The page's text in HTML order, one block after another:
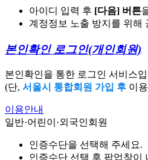
아이디 입력 후 [다음] 버튼
계정정보 노출 방지를 위해
본인확인 로그인(개인회원)
본인확인을 통한 로그인 서비스
(단, 서울시 통합회원 가입 후 이
이용안내
일반·어린이·외국인회원
인증수단을 선택해 주세요.
인증수단 선택 후 팝업창이